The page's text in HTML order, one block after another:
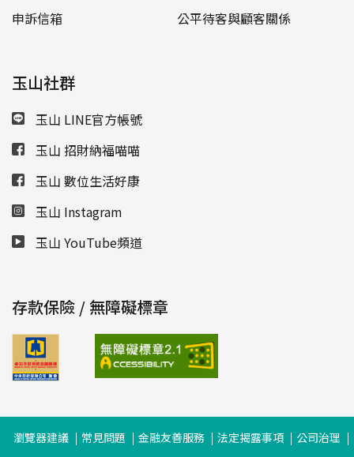
申訴信箱
公平待客與顧客關係
玉山社群
玉山 LINE官方帳號
玉山 招財納福喵喵
玉山 數位生活好康
玉山 Instagram
玉山 YouTube頻道
存款保險 / 無障礙標章
瀏覽器建議 常見問題 金融友善服務 法定揭露事項 公司治理